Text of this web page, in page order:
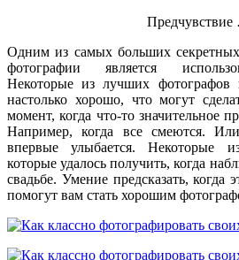
Одним из самых больших
фотографии является
Некоторые из лучших фотографов
настолько хорошо, что могут
момент, когда что-то значительное
Например, когда все смеются.
впервые улыбается. Некоторые
которые удалось получить, когда
свадьбе. Умение предсказать, когда
помогут вам стать хорошим